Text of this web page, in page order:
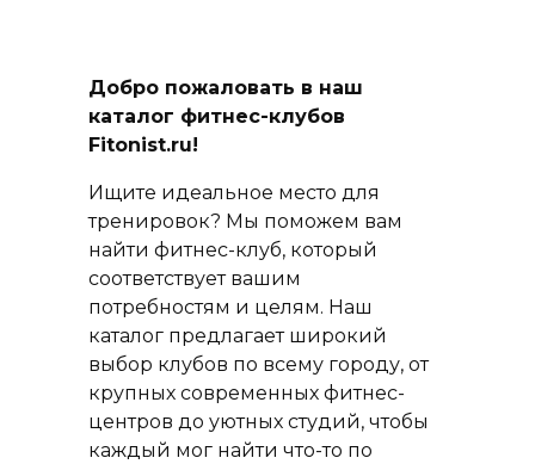
Добро пожаловать в наш
каталог фитнес-клубов
Fitonist.ru!
Ищите идеальное место для
тренировок? Мы поможем вам
найти фитнес-клуб, который
соответствует вашим
потребностям и целям. Наш
каталог предлагает широкий
выбор клубов по всему городу, от
крупных современных фитнес-
центров до уютных студий, чтобы
каждый мог найти что-то по